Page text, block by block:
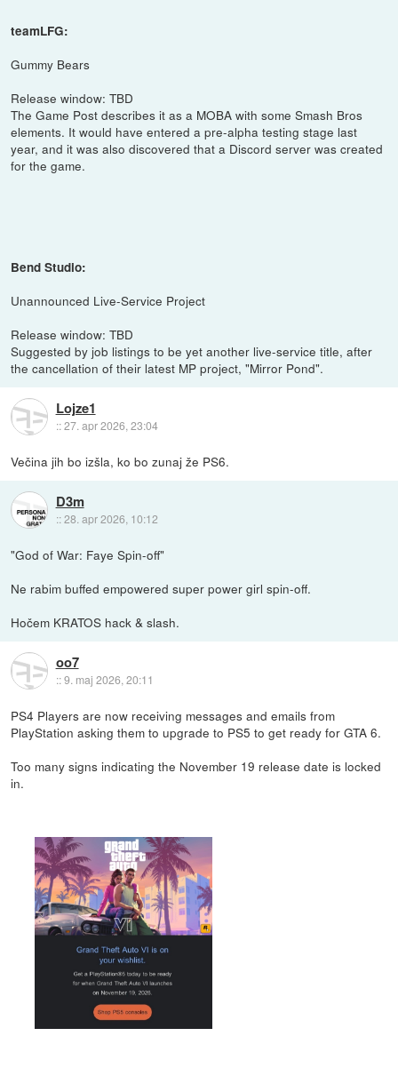
teamLFG:
Gummy Bears
Release window: TBD
The Game Post describes it as a MOBA with some Smash Bros
elements. It would have entered a pre-alpha testing stage last
year, and it was also discovered that a Discord server was created
for the game.
Bend Studio:
Unannounced Live-Service Project
Release window: TBD
Suggested by job listings to be yet another live-service title, after
the cancellation of their latest MP project, "Mirror Pond".
Lojze1
::27. apr 2026, 23:04
Večina jih bo izšla, ko bo zunaj že PS6.
D3m
::28. apr 2026, 10:12
"God of War: Faye Spin-off"
Ne rabim buffed empowered super power girl spin-off.
Hočem KRATOS hack & slash.
oo7
::9. maj 2026, 20:11
PS4 Players are now receiving messages and emails from
PlayStation asking them to upgrade to PS5 to get ready for GTA 6.
Too many signs indicating the November 19 release date is locked
in.